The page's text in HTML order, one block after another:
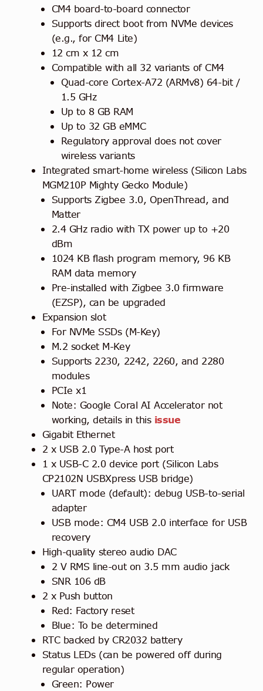
CM4 board-to-board connector
Supports direct boot from NVMe devices
(e.g., for CM4 Lite)
12 cm x 12 cm
Compatible with all 32 variants of CM4
Quad-core Cortex-A72 (ARMv8) 64-bit /
1.5 GHz
Up to 8 GB RAM
Up to 32 GB eMMC
Regulatory approval does not cover
wireless variants
Integrated smart-home wireless (Silicon Labs
MGM210P Mighty Gecko Module)
Supports Zigbee 3.0, OpenThread, and
Matter
2.4 GHz radio with TX power up to +20
dBm
1024 KB flash program memory, 96 KB
RAM data memory
Pre-installed with Zigbee 3.0 firmware
(EZSP), can be upgraded
Expansion slot
For NVMe SSDs (M-Key)
M.2 socket M-Key
Supports 2230, 2242, 2260, and 2280
modules
PCIe x1
Note: Google Coral AI Accelerator not
working, details in this issue
Gigabit Ethernet
2 x USB 2.0 Type-A host port
1 x USB-C 2.0 device port (Silicon Labs
CP2102N USBXpress USB bridge)
UART mode (default): debug USB-to-serial
adapter
USB mode: CM4 USB 2.0 interface for USB
recovery
High-quality stereo audio DAC
2 V RMS line-out on 3.5 mm audio jack
SNR 106 dB
2 x Push button
Red: Factory reset
Blue: To be determined
RTC backed by CR2032 battery
Status LEDs (can be powered off during
regular operation)
Green: Power